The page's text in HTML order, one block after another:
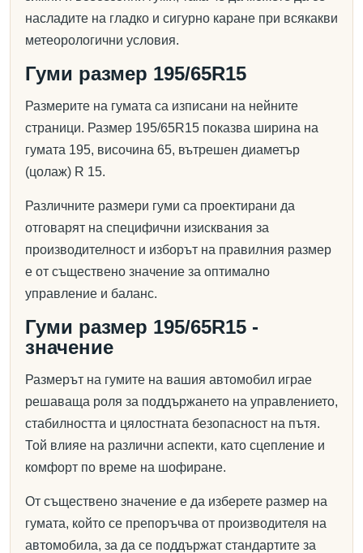
насладите на гладко и сигурно каране при всякакви
метеорологични условия.
Гуми размер 195/65R15
Размерите на гумата са изписани на нейните
страници. Размер 195/65R15 показва ширина на
гумата 195, височина 65, вътрешен диаметър
(цолаж) R 15.
Различните размери гуми са проектирани да
отговарят на специфични изисквания за
производителност и изборът на правилния размер
е от съществено значение за оптимално
управление и баланс.
Гуми размер 195/65R15 -
значение
Размерът на гумите на вашия автомобил играе
решаваща роля за поддържането на управлението,
стабилността и цялостната безопасност на пътя.
Той влияе на различни аспекти, като сцепление и
комфорт по време на шофиране.
От съществено значение е да изберете размер на
гумата, който се препоръчва от производителя на
автомобила, за да се поддържат стандартите за